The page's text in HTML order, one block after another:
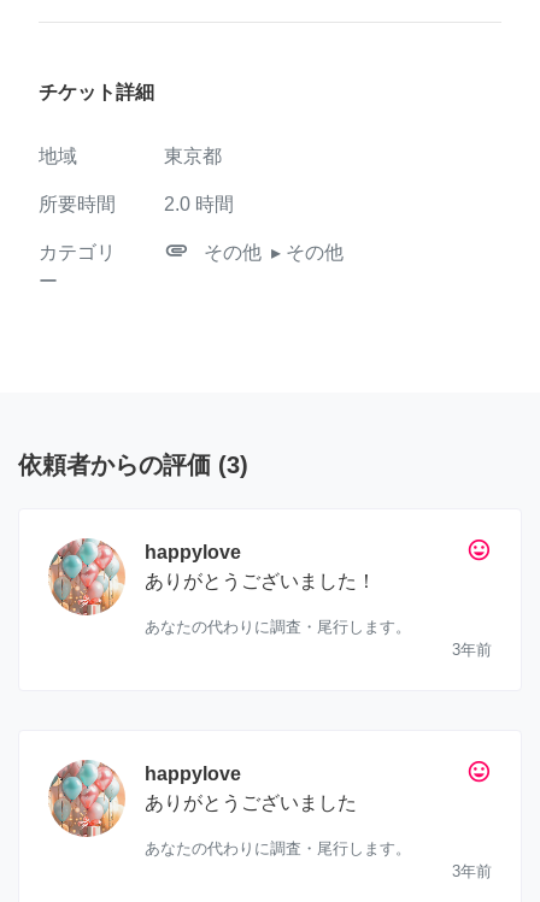
チケット詳細
地域 東京都
所要時間 2.0 時間
カテゴリ
ー
attachment その他 ▸ その他
依頼者からの評価 (3)
tag_faces
happylove
ありがとうございました！
あなたの代わりに調査・尾行します。
3年前
tag_faces
happylove
ありがとうございました
あなたの代わりに調査・尾行します。
3年前